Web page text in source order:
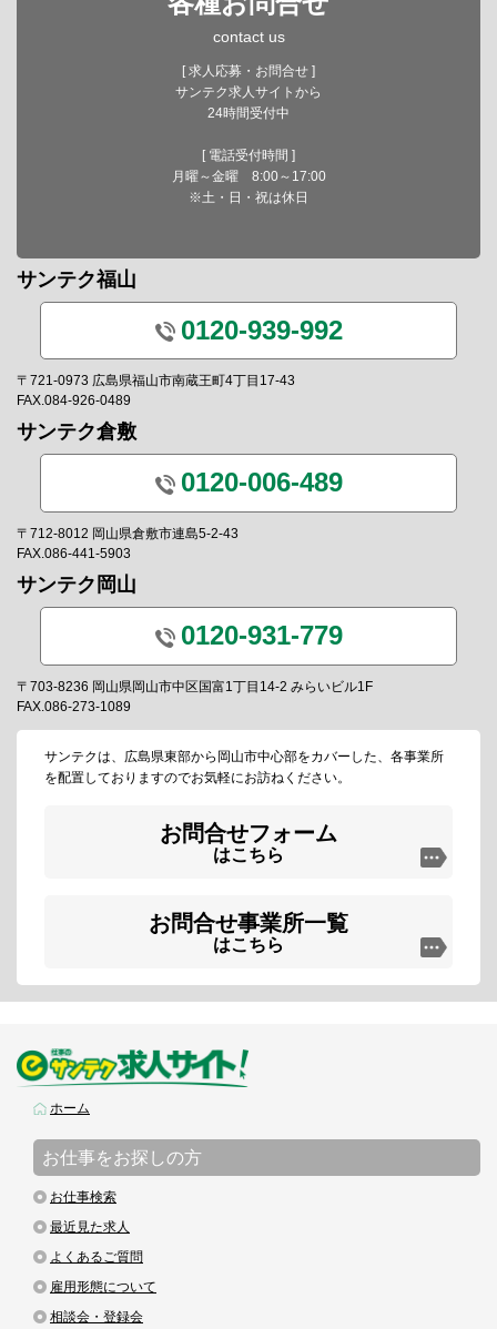
contact us
[ 求人応募・お問合せ ]
サンテク求人サイトから
24時間受付中
[ 電話受付時間 ]
月曜～金曜 8:00～17:00
※土・日・祝は休日
サンテク福山
0120-939-992
〒721-0973 広島県福山市南蔵王町4丁目17-43
FAX.084-926-0489
サンテク倉敷
0120-006-489
〒712-8012 岡山県倉敷市連島5-2-43
FAX.086-441-5903
サンテク岡山
0120-931-779
〒703-8236 岡山県岡山市中区国富1丁目14-2 みらいビル1F
FAX.086-273-1089
サンテクは、広島県東部から岡山市中心部をカバーした、各事業所
を配置しておりますのでお気軽にお訪ねください。
お問合せフォーム
はこちら
お問合せ事業所一覧
はこちら
ホーム
お仕事をお探しの方
お仕事検索
最近見た求人
よくあるご質問
雇用形態について
相談会・登録会